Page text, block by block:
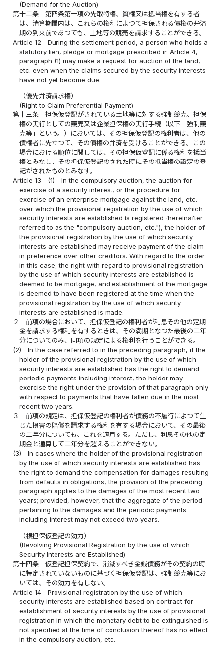
(Demand for the Auction)
第十二条
第四条第一項の先取特権、質権又は抵当権を有する者
は、清算期間内は、これらの権利によつて担保される債権の弁済
期の到来前であつても、土地等の競売を請求することができる。
Article 12
During the settlement period, a person who holds a
statutory lien, pledge or mortgage prescribed in Article 4,
paragraph (1) may make a request for auction of the land,
etc. even when the claims secured by the security interests
have not yet become due.
（優先弁済請求権）
(Right to Claim Preferential Payment)
第十三条
担保仮登記がされている土地等に対する強制競売、担保
権の実行としての競売又は企業担保権の実行手続（以下「強制競
売等」という。）においては、その担保仮登記の権利者は、他の
債権者に先立つて、その債権の弁済を受けることができる。この
場合における順位に関しては、その担保仮登記に係る権利を抵当
権とみなし、その担保仮登記のされた時にその抵当権の設定の登
記がされたものとみなす。
Article 13
(1)
In the compulsory auction, the auction for
exercise of a security interest, or the procedure for
exercise of an enterprise mortgage against the land, etc.
over which the provisional registration by the use of which
security interests are established is registered (hereinafter
referred to as the "compulsory auction, etc."), the holder of
the provisional registration by the use of which security
interests are established may receive payment of the claim
in preference over other creditors. With regard to the order
in this case, the right with regard to provisional registration
by the use of which security interests are established is
deemed to be mortgage, and establishment of the mortgage
is deemed to have been registered at the time when the
provisional registration by the use of which security
interests are established is made.
２
前項の場合において、担保仮登記の権利者が利息その他の定期
金を請求する権利を有するときは、その満期となつた最後の二年
分についてのみ、同項の規定による権利を行うことができる。
(2)
In the case referred to in the preceding paragraph, if the
holder of the provisional registration by the use of which
security interests are established has the right to demand
periodic payments including interest, the holder may
exercise the right under the provision of that paragraph only
with respect to payments that have fallen due in the most
recent two years.
３
前項の規定は、担保仮登記の権利者が債務の不履行によつて生
じた損害の賠償を請求する権利を有する場合において、その最後
の二年分についても、これを適用する。ただし、利息その他の定
期金と通算して二年分を超えることができない。
(3)
In cases where the holder of the provisional registration
by the use of which security interests are established has
the right to demand the compensation for damages resulting
from defaults in obligations, the provision of the preceding
paragraph applies to the damages of the most recent two
years; provided, however, that the aggregate of the period
pertaining to the damages and the periodic payments
including interest may not exceed two years.
（根担保仮登記の効力）
(Revolving Provisional Registration by the use of which
Security Interests are Established)
第十四条
仮登記担保契約で、消滅すべき金銭債務がその契約の時
に特定されていないものに基づく担保仮登記は、強制競売等にお
いては、その効力を有しない。
Article 14
Provisional registration by the use of which
security interests are established based on contract for
establishment of security interests by the use of provisional
registration in which the monetary debt to be extinguished is
not specified at the time of conclusion thereof has no effect
in the compulsory auction, etc.